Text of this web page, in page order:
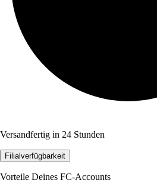
Versandfertig in 24 Stunden
Filialverfügbarkeit
Vorteile Deines FC-Accounts